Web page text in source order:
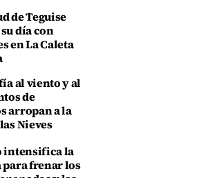
de Teguise
día con
en La Caleta
al viento y al
de
arropan a la
Nieves
intensifica la
frenar los